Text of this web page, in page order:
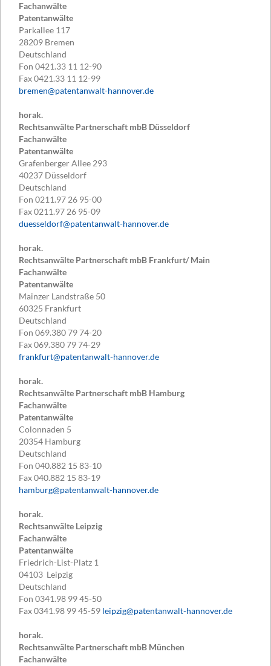
Fachanwälte
Patentanwälte
Parkallee 117
28209 Bremen
Deutschland
Fon 0421.33 11 12-90
Fax0421.33 11 12-99
bremen@patentanwalt-hannover.de
horak.
Rechtsanwälte Partnerschaft mbB Düsseldorf
Fachanwälte
Patentanwälte
Grafenberger Allee 293
40237 Düsseldorf
Deutschland
Fon 0211.97 26 95-00
Fax0211.97 26 95-09
duesseldorf@patentanwalt-hannover.de
horak.
Rechtsanwälte Partnerschaft mbB Frankfurt/ Main
Fachanwälte
Patentanwälte
Mainzer Landstraße 50
60325 Frankfurt
Deutschland
Fon 069.380 79 74-20
Fax069.380 79 74-29
frankfurt@patentanwalt-hannover.de
horak.
Rechtsanwälte Partnerschaft mbB Hamburg
Fachanwälte
Patentanwälte
Colonnaden 5
20354 Hamburg
Deutschland
Fon 040.882 15 83-10
Fax040.882 15 83-19
hamburg@patentanwalt-hannover.de
horak.
Rechtsanwälte Leipzig
Fachanwälte
Patentanwälte
Friedrich-List-Platz 1
04103 Leipzig
Deutschland
Fon 0341.98 99 45-50
Fax0341.98 99 45-59 leipzig@patentanwalt-hannover.de
horak.
Rechtsanwälte Partnerschaft mbB München
Fachanwälte